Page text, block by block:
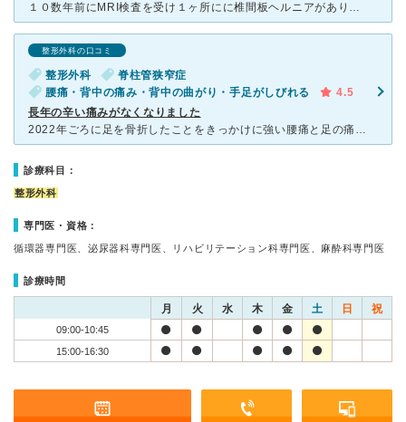
１０数年前にMRI検査を受け１ヶ所にに椎間板ヘルニアがあり脊柱管狭窄症と診断されました。当時は間欠性跛行はありましたが、普段は痛みや痺れはなく投薬でなんとか我慢できる程度でした。しかし経年と共に徐々に
整形外科の口コミ
整形外科
脊柱管狭窄症
腰痛・背中の痛み・背中の曲がり・手足がしびれる
4.5
長年の辛い痛みがなくなりました
2022年ごろに足を骨折したことをきっかけに強い腰痛と足の痛みと痺れに悩まされていました。近所の整形外科で骨折の検査をした時に腰も見てもらったら脊柱管狭窄症と診断されしばらくは様子をみていましたが耐え
診療科目：
整形外科
専門医・資格：
循環器専門医、泌尿器科専門医、リハビリテーション科専門医、麻酔科専門医
診療時間
月 火 水 木 金 土 日 祝
09:00-10:45
15:00-16:30